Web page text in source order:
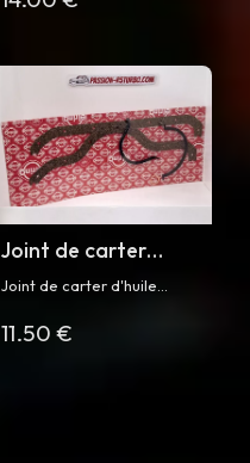
Joint de carter
d'huile pour Super 5
2 et R5 Turbo /
Joint de carter d'huile
C1J, 840
11.50 €